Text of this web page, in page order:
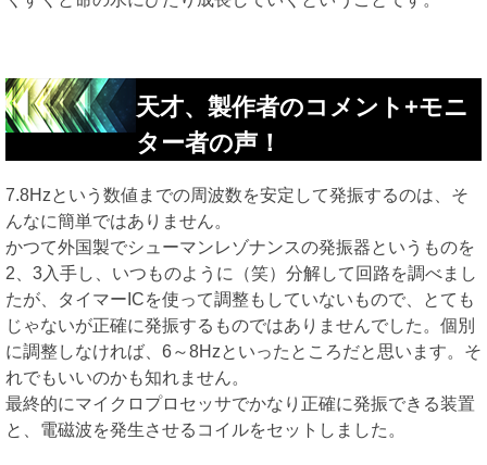
天才、製作者のコメント+モニ
ター者の声！
7.8Hzという数値までの周波数を安定して発振するのは、そ
んなに簡単ではありません。
かつて外国製でシューマンレゾナンスの発振器というものを
2、3入手し、いつものように（笑）分解して回路を調べまし
たが、タイマーICを使って調整もしていないもので、とても
じゃないが正確に発振するものではありませんでした。個別
に調整しなければ、6～8Hzといったところだと思います。そ
れでもいいのかも知れません。
最終的にマイクロプロセッサでかなり正確に発振できる装置
と、電磁波を発生させるコイルをセットしました。